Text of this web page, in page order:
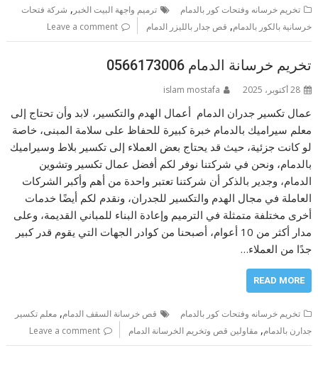
تخريم خرسانه وفتحات كور بالدمام ترميم واجهة البيت الخبر , شركة فتحات
خرسانية بالكور بالدمام, قص جدار بالليزر الدمام Leave a comment
تخريم خرسانة الدمام 0566173006
28 أكتوبر، 2025 islam mostafa
عمال تكسير جدران الدمام أعمال الهدم والتكسير، لابد وأن تحتاج إلى
معلم سيراميك بالدمام خبرة كبيرة للحفاظ على سلامة المبنى، خاصة
لو كانت جزئية، حيث قد يحتاج بعض العملاء إلى تكسير بلاط وسيراميك
بالدمام، ونحن في شركتنا نوفر لكم أفضل عمال تكسير وتشوين
الدمام، وجدير بالذكر أن شركتنا تعتبر واحدة من أهم وأكبر الشركات
العاملة في مجال الهدم والتكسير للجدران، ونقدم لكم أيضًا خدمات
أخرى مختلفة متمثلة في الترميم وإعادة البناء للمباني القديمة، وعلى
مدار أكثر من 10 أعوام، أصبحنا من كوادر الجهات التي يقوم قدر كبير
جدًا من العملاء…
READ MORE
تخريم خرسانه وفتحات كور بالدمام قص خرسانة السقف الدمام,معلم تكسير
جدارن بالدمام,مقاولين قص وتخريم الخرسانة الدمام Leave a comment